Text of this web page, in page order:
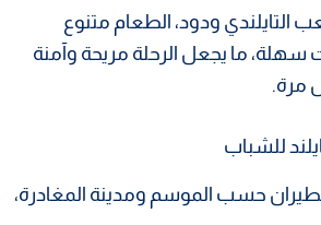
التايلندي ودود، الطعام متنوع
ما يجعل الرحلة مريحة وآمنة
مرة.
للشباب
حسب الموسم ومدينة المغادرة،